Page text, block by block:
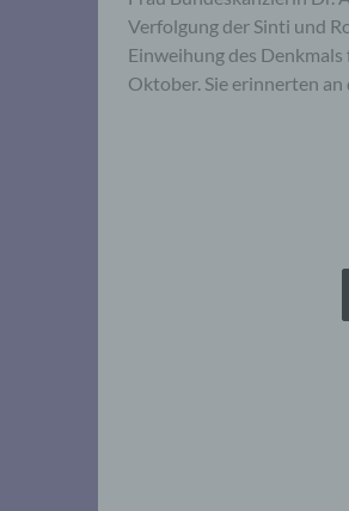
Verfolgung der Sinti und
Einweihung des
Oktober. Sie erinnerten